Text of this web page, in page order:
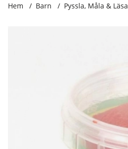
Hem Barn Pyssla, Måla & Läsa